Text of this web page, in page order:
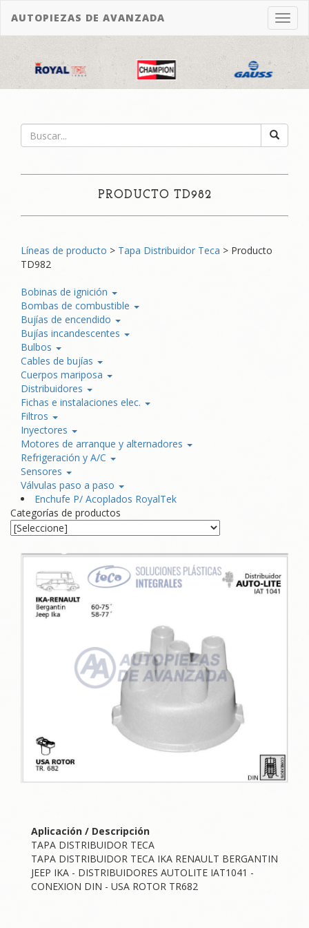
Iniciar sesión
AUTOPIEZAS DE AVANZADA
PRODUCTO TD982
Líneas de producto > Tapa Distribuidor Teca > Producto
TD982
Bobinas de ignición
Bombas de combustible
Bujías de encendido
Bujías incandescentes
Bulbos
Cables de bujías
Cuerpos mariposa
Distribuidores
Fichas e instalaciones elec.
Filtros
Inyectores
Motores de arranque y alternadores
Refrigeración y A/C
Sensores
Válvulas paso a paso
Enchufe P/ Acoplados RoyalTek
Categorías de productos
Aplicación / Descripción
TAPA DISTRIBUIDOR TECA
TAPA DISTRIBUIDOR TECA IKA RENAULT BERGANTIN
JEEP IKA - DISTRIBUIDORES AUTOLITE IAT1041 -
CONEXION DIN - USA ROTOR TR682